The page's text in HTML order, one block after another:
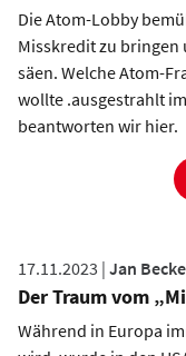
Die Atom-Lobby
Misskredit zu bringen
säen. Welche Atom-
wollte .ausgestrahlt
beantworten wir hier.
17.11.2023 | Jan
Der Traum vom
Während in Europa